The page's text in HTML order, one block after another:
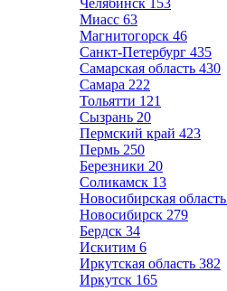
Челябинск 153
Миасс 63
Магнитогорск 46
Санкт-Петербург 435
Самарская область 430
Самара 222
Тольятти 121
Сызрань 20
Пермский край 423
Пермь 250
Березники 20
Соликамск 13
Новосибирская область
Новосибирск 279
Бердск 34
Искитим 6
Иркутская область 382
Иркутск 165